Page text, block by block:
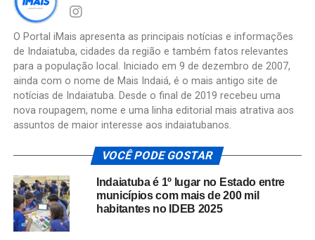
O Portal iMais apresenta as principais notícias e informações
de Indaiatuba, cidades da região e também fatos relevantes
para a população local. Iniciado em 9 de dezembro de 2007,
ainda com o nome de Mais Indaiá, é o mais antigo site de
notícias de Indaiatuba. Desde o final de 2019 recebeu uma
nova roupagem, nome e uma linha editorial mais atrativa aos
assuntos de maior interesse aos indaiatubanos.
VOCÊ PODE GOSTAR
Indaiatuba é 1º lugar no Estado entre
municípios com mais de 200 mil
habitantes no IDEB 2025